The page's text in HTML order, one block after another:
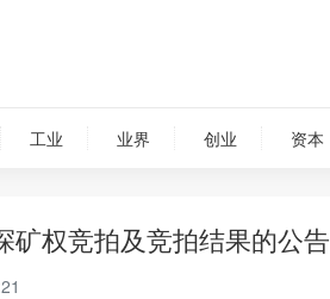
工业 业界 创业 资本
矿权竞拍及竞拍结果的公告